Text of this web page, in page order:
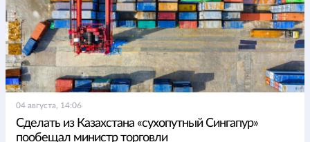
04 августа, 14:06
Сделать из Казахстана «сухопутный Сингапур»
пообещал министр торговли